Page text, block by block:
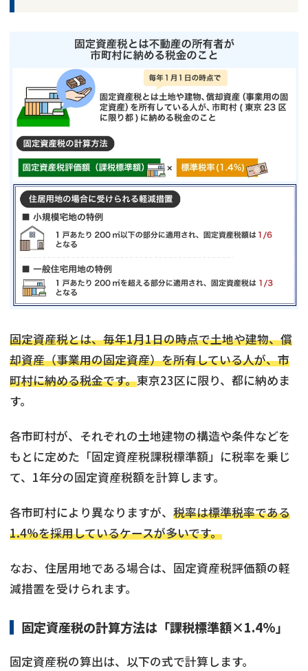
固定資産税とは、毎年1月1日の時点で土地や建物、償
却資産（事業用の固定資産）を所有している人が、市
町村に納める税金です。東京23区に限り、都に納めま
す。
各市町村が、それぞれの土地建物の構造や条件などを
もとに定めた「固定資産税課税標準額」に税率を乗じ
て、1年分の固定資産税額を計算します。
各市町村により異なりますが、 税率は標準税率である
1.4%を採用しているケースが多いです。
なお、住居用地である場合は、固定資産税評価額の軽
減措置を受けられます。
固定資産税の計算方法は「課税標準額×1.4%」
固定資産税の算出は、以下の式で計算します。